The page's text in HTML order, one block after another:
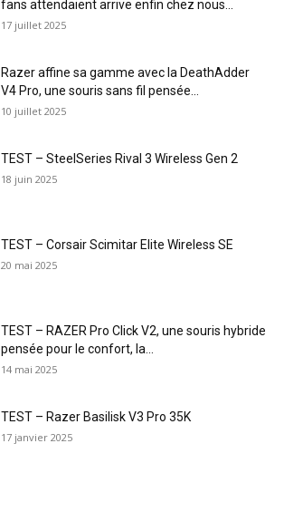
fans attendaient arrive enfin chez nous...
17 juillet 2025
Razer affine sa gamme avec la DeathAdder
V4 Pro, une souris sans fil pensée...
10 juillet 2025
TEST – SteelSeries Rival 3 Wireless Gen 2
18 juin 2025
TEST – Corsair Scimitar Elite Wireless SE
20 mai 2025
TEST – RAZER Pro Click V2, une souris hybride
pensée pour le confort, la...
14 mai 2025
TEST – Razer Basilisk V3 Pro 35K
17 janvier 2025